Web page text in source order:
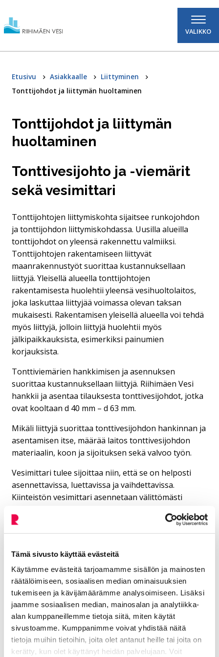
Tämä sivusto käyttää evästeitä
Käytämme evästeitä tarjoamamme sisällön ja mainosten
räätälöimiseen, sosiaalisen median ominaisuuksien
tukemiseen ja kävijämäärämme analysoimiseen. Lisäksi
jaamme sosiaalisen median, mainosalan ja analytiikka-
alan kumppaneillemme tietoja siitä, miten käytät
sivustoamme. Kumppanimme voivat yhdistää näitä
tietoja muihin tietoihin, joita olet antanut heille tai joita on
kerätty, kun olet käyttänyt heidän palvelujaan. Voit
VALIKKO
Etusivu Asiakkaalle
Liittyminen
Tonttijohdot ja liittymän huoltaminen
Tonttijohdot ja liittymän
huoltaminen
Tonttivesijohto ja -viemärit
sekä vesimittari
Tonttijohtojen liittymiskohta sijaitsee runkojohdon
ja tonttijohdon liittymiskohdassa. Uusilla alueilla
tonttijohdot on yleensä rakennettu valmiiksi.
Tonttijohtojen rakentamiseen liittyvät
maanrakennustyöt suorittaa kustannuksellaan
liittyjä. Yleisellä alueella tonttijohtojen
rakentamisesta huolehtii yleensä vesihuoltolaitos,
joka laskuttaa liittyjää voimassa olevan taksan
mukaisesti. Rakentamisen yleisellä alueella voi tehdä
myös liittyjä, jolloin liittyjä huolehtii myös
jälkipaikkauksista, esimerkiksi painumien
korjauksista.
Tonttiviemärien hankkimisen ja asennuksen
suorittaa kustannuksellaan liittyjä. Riihimäen Vesi
hankkii ja asentaa tilauksesta tonttivesijohdot, jotka
ovat kooltaan d 40 mm – d 63 mm.
Mikäli liittyjä suorittaa tonttivesijohdon hankinnan ja
asentamisen itse, määrää laitos tonttivesijohdon
materiaalin, koon ja sijoituksen sekä valvoo työn.
Vesimittari tulee sijoittaa niin, että se on helposti
asennettavissa, luettavissa ja vaihdettavissa.
Kiinteistön vesimittari asennetaan välittömästi
Vesimittarin liitostyön tekee aina Riihimäen Vesi.
soveltuvaa asennustelinettä, jonka liittyjä kiinnittää
seinään tai lattiaan. Asennustelinettä ei saa poistaa
tai muuttaa. Mikäli vesimittari asennetaan ennen
kuin vesimittaritila on valmis, rakentaa liittyjä
mittarille tukevan telineen. Rakennusaikainen
vedenkäyttö sallitaan ainoastaan vesimittarin
asennuksen jälkeen, eli vettä ei saa käyttää ilman
mittaria. Vesimittarin lukeman perusteella hyvitetään
omakotitalon rakentajalle jätevesimaksu 20